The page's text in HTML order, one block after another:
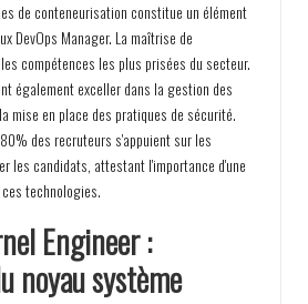
de conteneurisation constitue un élément
DevOps Manager. La maîtrise de
compétences les plus prisées du secteur.
également exceller dans la gestion des
mise en place des pratiques de sécurité.
des recruteurs s'appuient sur les
les candidats, attestant l'importance d'une
technologies.
Engineer :
noyau système